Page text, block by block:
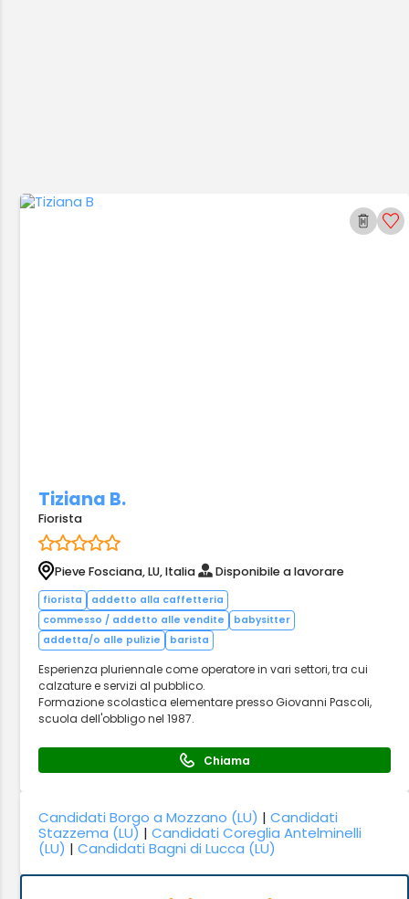
Tiziana B.
Fiorista
Pieve Fosciana, LU, Italia Disponibile a lavorare
fiorista
addetto alla caffetteria
commesso / addetto alle vendite
babysitter
addetta/o alle pulizie
barista
Esperienza pluriennale come operatore in vari settori, tra cui
calzature e servizi al pubblico.
Formazione scolastica elementare presso Giovanni Pascoli,
scuola dell'obbligo nel 1987.
Chiama
Candidati Borgo a Mozzano (LU) |Candidati
Stazzema (LU) |Candidati Coreglia Antelminelli
(LU) |Candidati Bagni di Lucca (LU)